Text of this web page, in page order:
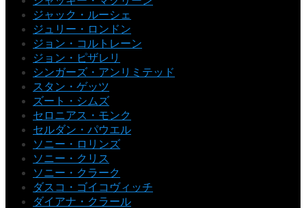
ジャック・ルーシェ
ジュリー・ロンドン
ジョン・コルトレーン
ジョン・ピザレリ
シンガーズ・アンリミテッド
スタン・ゲッツ
ズート・シムズ
セロニアス・モンク
セルダン・パウエル
ソニー・ロリンズ
ソニー・クリス
ソニー・クラーク
ダスコ・ゴイコヴィッチ
ダイアナ・クラール